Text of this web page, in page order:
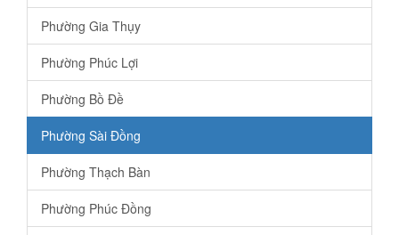
Phường Gia Thụy
Phường Phúc Lợi
Phường Bồ Đề
Phường Sài Đồng
Phường Thạch Bàn
Phường Phúc Đồng